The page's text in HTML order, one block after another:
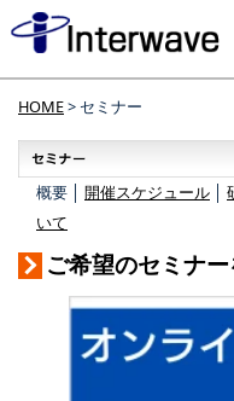
HOME> セミナー
概要 │ 開催スケジュール
いて
ご希望のセミナ